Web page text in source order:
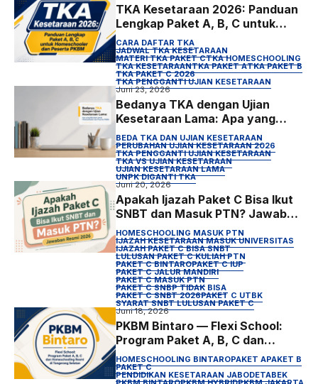
TKA Kesetaraan 2026: Panduan
Lengkap Paket A, B, C untuk
Homeschooler dan Peserta
PKBM
CARA DAFTAR TKA
JADWAL TKA KESETARAAN
MATERI TKA PAKET CTKA HOMESCHOOLING
TKA KESETARAANTKA PAKET ATKA PAKET B
TKA PAKET C 2026
TKA PENGGANTI UJIAN KESETARAAN
Juni 23, 2026
Bedanya TKA dengan Ujian
Kesetaraan Lama: Apa yang
Berubah untuk Homeschooler
dan Peserta PKBM
BEDA TKA DAN UJIAN KESETARAAN
PERUBAHAN UJIAN KESETARAAN 2026
TKA PENGGANTI UJIAN KESETARAAN
TKA VS UJIAN KESETARAAN
UJIAN KESETARAAN LAMA
UNPK DIGANTI TKA
Juni 20, 2026
Apakah Ijazah Paket C Bisa Ikut
SNBT dan Masuk PTN? Jawaban
Resmi 2026
HOMESCHOOLING MASUK PTN
IJAZAH KESETARAAN MASUK UNIVERSITAS
IJAZAH PAKET C BISA SNBT
LULUSAN PAKET C KULIAH PTN
PAKET C BINTAROPAKET C IUP
PAKET C JALUR MANDIRI
PAKET C MASUK PTN
PAKET C SNBP TIDAK BISA
PAKET C SNBT 2026PAKET C UTBK
SYARAT SNBT LULUSAN PAKET C
Juni 18, 2026
PKBM Bintaro — Flexi School:
Program Paket A, B, C dan
Homeschooling Resmi di
Tangerang Selatan
HOMESCHOOLING BINTAROPAKET APAKET B
PAKET C
PENDIDIKAN KESETARAAN JABODETABEK